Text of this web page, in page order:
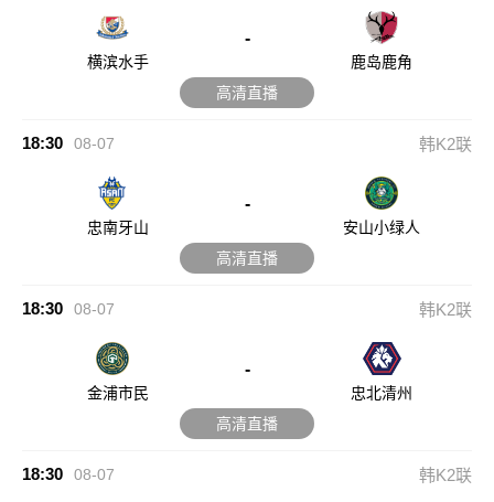
横滨水手
-
鹿岛鹿角
高清直播
18:30 08-07 韩K2联
忠南牙山
-
安山小绿人
高清直播
18:30 08-07 韩K2联
金浦市民
-
忠北清州
高清直播
18:30 08-07 韩K2联